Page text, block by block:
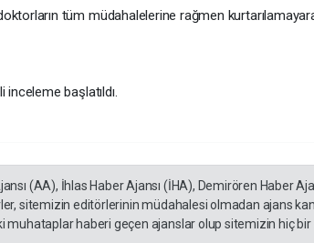
tüm müdahalelerine rağmen
inceleme başlatıldı.
(AA), İhlas Haber Ajansı (İHA), Demirören Haber
sitemizin editörlerinin müdahalesi olmadan ajans
muhataplar haberi geçen ajanslar olup sitemizin hiç bir